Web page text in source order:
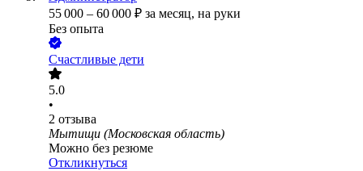
55 000 – 60 000 ₽ за месяц, на руки
Без опыта
Счастливые дети
5.0
•
2 отзыва
Мытищи (Московская область)
Можно без резюме
Откликнуться